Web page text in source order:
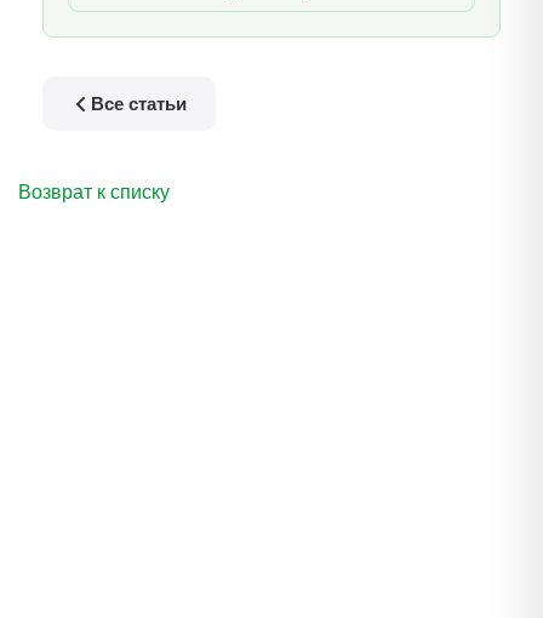
Все статьи
Возврат к списку